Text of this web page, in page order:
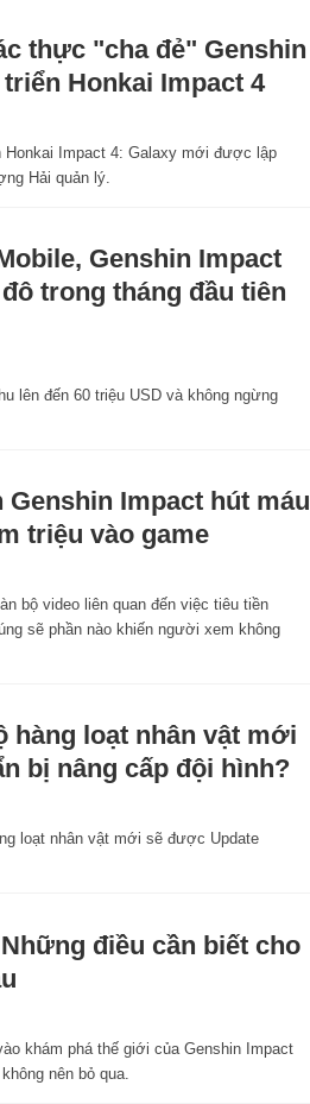
thực "cha đẻ" Genshin
Honkai Impact 4
Honkai Impact 4: Galaxy mới được lập
Hải quản lý.
Genshin Impact
trong tháng đầu tiên
lên đến 60 triệu USD và không ngừng
Impact hút máu
triệu vào game
bộ video liên quan đến việc tiêu tiền
sẽ phần nào khiến người xem không
hàng loạt nhân vật mới
bị nâng cấp đội hình?
loạt nhân vật mới sẽ được Update
điều cần biết cho
khám phá thế giới của Genshin Impact
nên bỏ qua.